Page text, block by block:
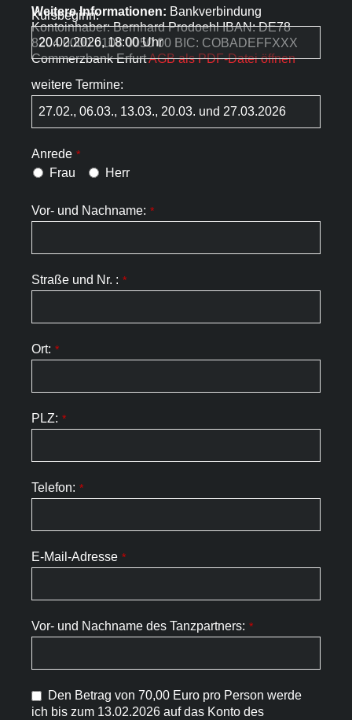
Weitere Informationen: Bankverbindung
Kontoinhaber: Bernhard Prodoehl IBAN: DE78
8204 0000 0108 0050 00 BIC: COBADEFFXXX
Commerzbank ErfurtAGB als PDF-Datei öffnen
Kursbeginn:
weitere Termine:
Anrede *
Frau Herr
Vor- und Nachname: *
Straße und Nr. : *
Ort: *
PLZ: *
Telefon: *
E-Mail-Adresse *
Vor- und Nachname des Tanzpartners: *
Den Betrag von 70,00 Euro pro Person werde
ich bis zum 13.02.2026 auf das Konto des